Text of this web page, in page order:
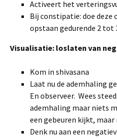
Activeert het
Bij constipatie: doe deze
opstaan gedurende 2 tot
Visualisatie: loslaten van
Kom in shivasana
Laat nu de ademhaling
En observeer. Wees
ademhaling maar niets
een gebeuren kijkt,
Denk nu aan een